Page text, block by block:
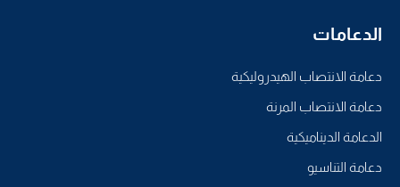
الدعامات
دعامة الانتصاب الهيدروليكية
دعامة الانتصاب المرنة
الدعامة الديناميكية
دعامة التناسيو